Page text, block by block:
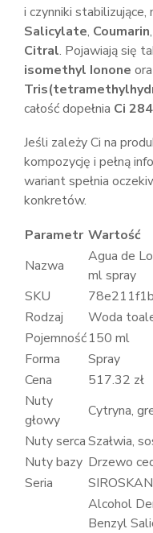
i czynniki stabilizujące,
Salicylate, Coumarin,
Citral. Pojawiają się
isomethyl Ionone
całość dopełnia Ci
Jeśli zależy Ci na
kompozycję i pełną
wariant spełnia
konkretów.
Parametr Wartość
Nazwa
Agua de
ml spray
SKU
Rodzaj
Woda
Pojemność150 ml
Forma
Spray
Cena
517.32 zł
Nuty
głowy
Cytryna,
Nuty sercaSzałwia,
Nuty bazy Drzewo
Seria
Alcohol
Benzyl